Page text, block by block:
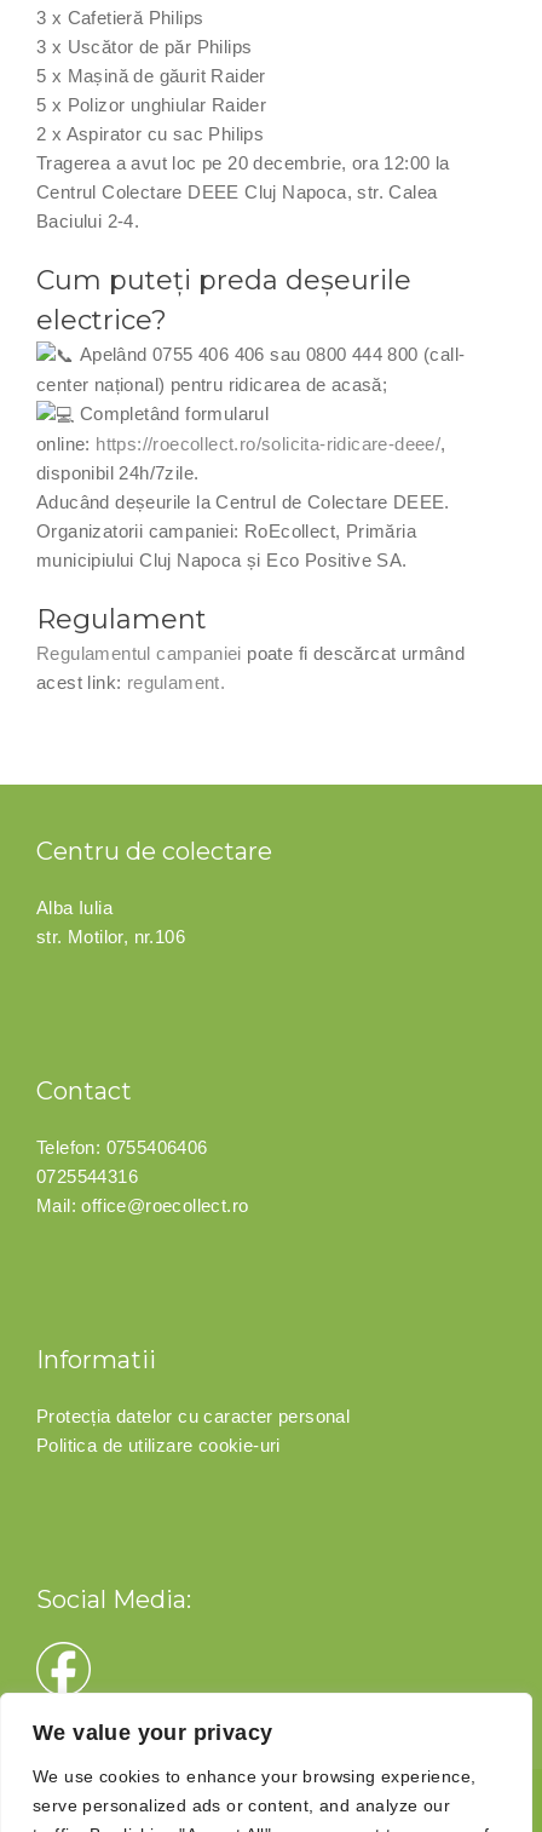
We value your privacy
We use cookies to enhance your browsing experience,
serve personalized ads or content, and analyze our
3 x Cafetieră Philips
3 x Uscător de păr Philips
5 x Mașină de găurit Raider
5 x Polizor unghiular Raider
2 x Aspirator cu sac Philips
Tragerea a avut loc pe 20 decembrie, ora 12:00 la
Centrul Colectare DEEE Cluj Napoca, str. Calea
Baciului 2-4.
Cum puteți preda deșeurile
electrice?
Apelând 0755 406 406 sau 0800 444 800 (call-
center național) pentru ridicarea de acasă;
Completând formularul
online: https://roecollect.ro/solicita-ridicare-deee/,
disponibil 24h/7zile.
Aducând deșeurile la Centrul de Colectare DEEE.
Organizatorii campaniei: RoEcollect, Primăria
municipiului Cluj Napoca și Eco Positive SA.
Regulament
Regulamentul campaniei poate fi descărcat urmând
acest link: regulament.
Centru de colectare
Alba Iulia
str. Motilor, nr.106
Contact
Telefon: 0755406406
0725544316
Mail:office@roecollect.ro
Informatii
Protecția datelor cu caracter personal
Politica de utilizare cookie-uri
Social Media:
© Copyright 2020 Roecollect-website implemented by